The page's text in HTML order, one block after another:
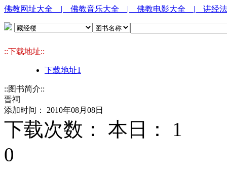
佛教网址大全 | 佛教音乐大全 | 佛教电影大全 | 讲经
::下载地址::
下载地址1
::图书简介::
晋祠
添加时间： 2010年08月08日
下载次数： 本日： 1
0